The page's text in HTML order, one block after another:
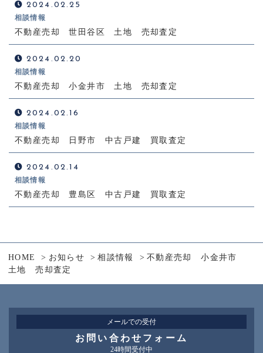
2024.02.25
相談情報
不動産売却 世田谷区 土地 売却査定
2024.02.20
相談情報
不動産売却 小金井市 土地 売却査定
2024.02.16
相談情報
不動産売却 日野市 中古戸建 買取査定
2024.02.14
相談情報
不動産売却 豊島区 中古戸建 買取査定
HOME お知らせ 相談情報
不動産売却 小金井市
土地 売却査定
メールでの受付
お問い合わせフォーム
24時間受付中